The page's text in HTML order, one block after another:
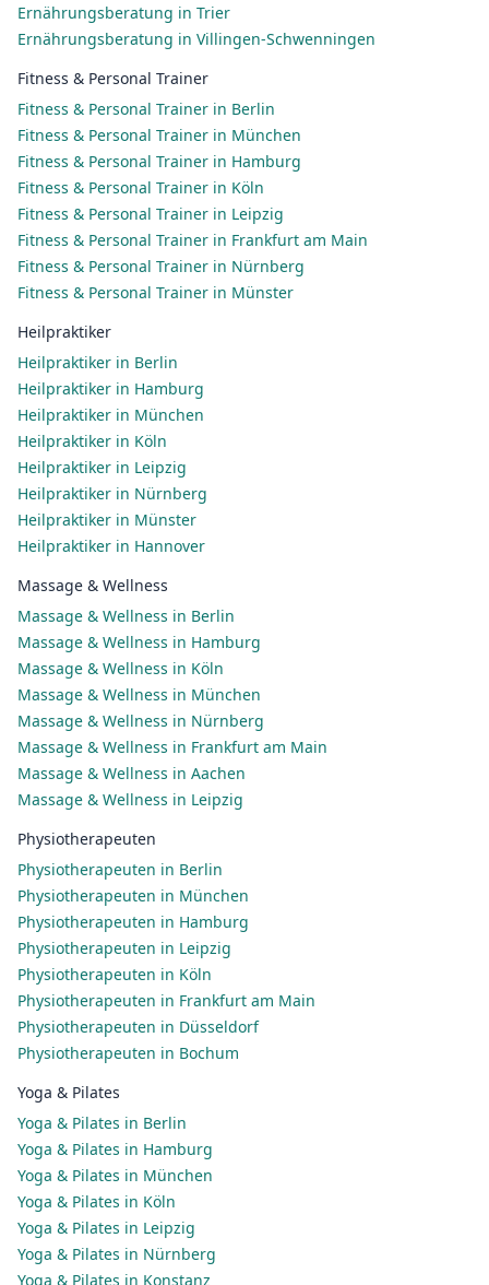
Ernährungsberatung in Trier
Ernährungsberatung in Villingen-Schwenningen
Fitness & Personal Trainer
Fitness & Personal Trainer in Berlin
Fitness & Personal Trainer in München
Fitness & Personal Trainer in Hamburg
Fitness & Personal Trainer in Köln
Fitness & Personal Trainer in Leipzig
Fitness & Personal Trainer in Frankfurt am Main
Fitness & Personal Trainer in Nürnberg
Fitness & Personal Trainer in Münster
Heilpraktiker
Heilpraktiker in Berlin
Heilpraktiker in Hamburg
Heilpraktiker in München
Heilpraktiker in Köln
Heilpraktiker in Leipzig
Heilpraktiker in Nürnberg
Heilpraktiker in Münster
Heilpraktiker in Hannover
Massage & Wellness
Massage & Wellness in Berlin
Massage & Wellness in Hamburg
Massage & Wellness in Köln
Massage & Wellness in München
Massage & Wellness in Nürnberg
Massage & Wellness in Frankfurt am Main
Massage & Wellness in Aachen
Massage & Wellness in Leipzig
Physiotherapeuten
Physiotherapeuten in Berlin
Physiotherapeuten in München
Physiotherapeuten in Hamburg
Physiotherapeuten in Leipzig
Physiotherapeuten in Köln
Physiotherapeuten in Frankfurt am Main
Physiotherapeuten in Düsseldorf
Physiotherapeuten in Bochum
Yoga & Pilates
Yoga & Pilates in Berlin
Yoga & Pilates in Hamburg
Yoga & Pilates in München
Yoga & Pilates in Köln
Yoga & Pilates in Leipzig
Yoga & Pilates in Nürnberg
Yoga & Pilates in Konstanz